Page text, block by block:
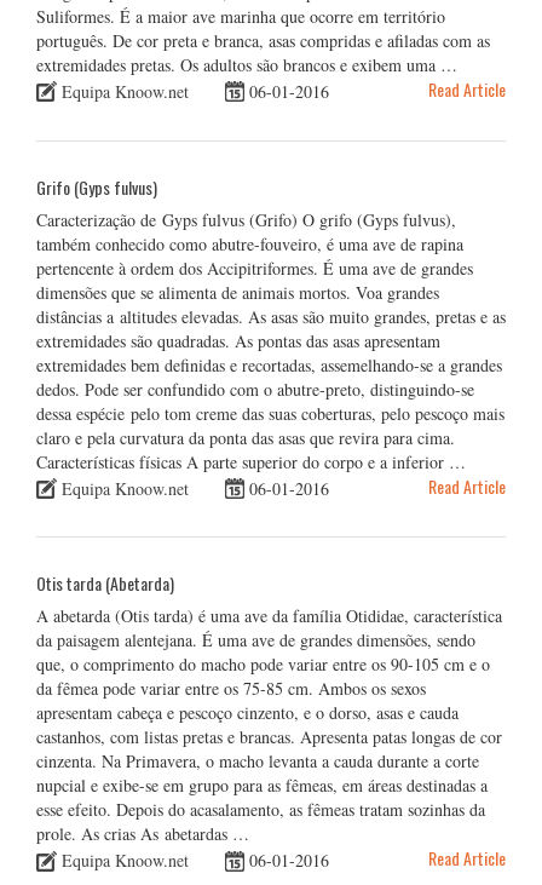
Suliformes. É a maior ave marinha que ocorre em território
português. De cor preta e branca, asas compridas e afiladas com as
extremidades pretas. Os adultos são brancos e exibem uma …
Equipa Knoow.net
06-01-2016 Read Article
Grifo (Gyps fulvus)
Caracterização de Gyps fulvus (Grifo) O grifo (Gyps fulvus),
também conhecido como abutre-fouveiro, é uma ave de rapina
pertencente à ordem dos Accipitriformes. É uma ave de grandes
dimensões que se alimenta de animais mortos. Voa grandes
distâncias a altitudes elevadas. As asas são muito grandes, pretas e as
extremidades são quadradas. As pontas das asas apresentam
extremidades bem definidas e recortadas, assemelhando-se a grandes
dedos. Pode ser confundido com o abutre-preto, distinguindo-se
dessa espécie pelo tom creme das suas coberturas, pelo pescoço mais
claro e pela curvatura da ponta das asas que revira para cima.
Características físicas A parte superior do corpo e a inferior …
Equipa Knoow.net
06-01-2016 Read Article
Otis tarda (Abetarda)
A abetarda (Otis tarda) é uma ave da família Otididae, característica
da paisagem alentejana. É uma ave de grandes dimensões, sendo
que, o comprimento do macho pode variar entre os 90-105 cm e o
da fêmea pode variar entre os 75-85 cm. Ambos os sexos
apresentam cabeça e pescoço cinzento, e o dorso, asas e cauda
castanhos, com listas pretas e brancas. Apresenta patas longas de cor
cinzenta. Na Primavera, o macho levanta a cauda durante a corte
nupcial e exibe-se em grupo para as fêmeas, em áreas destinadas a
esse efeito. Depois do acasalamento, as fêmeas tratam sozinhas da
prole. As crias As abetardas …
Equipa Knoow.net
06-01-2016 Read Article